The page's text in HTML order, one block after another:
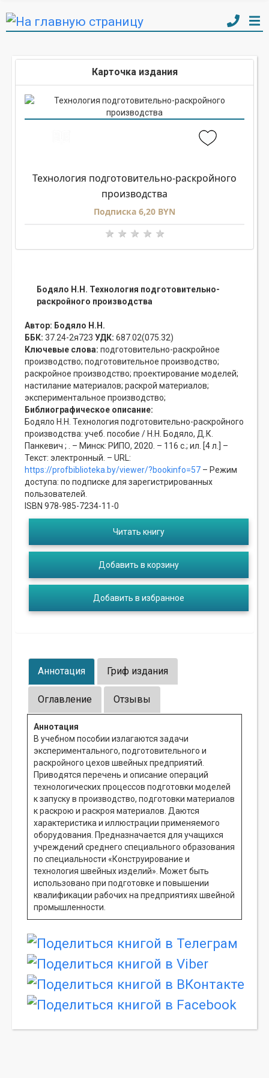
Карточка издания
Технология подготовительно-раскройного
производства
Подписка 6,20 BYN
Бодяло Н.Н. Технология подготовительно-
раскройного производства
Автор: Бодяло Н.Н.
ББК: 37.24-2я723 УДК: 687.02(075.32)
Ключевые слова: подготовительно-раскройное
производство; подготовительное производство;
раскройное производство; проектирование моделей;
настилание материалов; раскрой материалов;
экспериментальное производство;
Библиографическое описание:
Бодяло Н.Н. Технология подготовительно-раскройного
производства: учеб. пособие / Н.Н. Бодяло, Д.К.
Панкевич ; . – Минск: РИПО, 2020. – 116 с.; ил. [4 л.] –
Текст: электронный. – URL:
https://profbiblioteka.by/viewer/?bookinfo=57 – Режим
доступа: по подписке для зарегистрированных
пользователей.
ISBN 978-985-7234-11-0
Читать книгу
Добавить в корзину
Добавить в избранное
Аннотация Гриф издания
Оглавление Отзывы
Аннотация
В учебном пособии излагаются задачи
экспериментального, подготовительного и
раскройного цехов швейных предприятий.
Приводятся перечень и описание операций
технологических процессов подготовки моделей
к запуску в производство, подготовки материалов
к раскрою и раскроя материалов. Даются
характеристика и иллюстрации применяемого
оборудования. Предназначается для учащихся
учреждений среднего специального образования
по специальности «Конструирование и
технология швейных изделий». Может быть
использовано при подготовке и повышении
квалификации рабочих на предприятиях швейной
промышленности.